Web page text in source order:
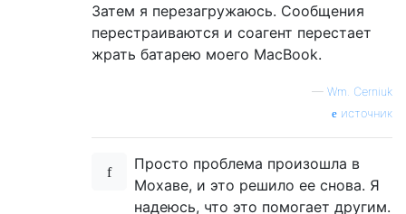
Затем я перезагружаюсь. Сообщения
перестраиваются и соагент перестает
жрать батарею моего MacBook.
— Wm. Cerniuk
источник
Просто проблема произошла в
Мохаве, и это решило ее снова. Я
надеюсь, что это помогает другим.